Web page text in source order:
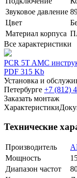
Звуковое давление
Цвет
Материал корпуса
Все характеристики
PCR 5T AMC
PDF 315 Kb
Установка и
Петербурге +7 (812)
Заказать монтаж
Характеристики
Технические
Производитель
Мощность
Диапазон частот